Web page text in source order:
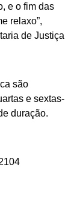
e o fim das
relaxo”,
de Justiça
são
e sextas-
duração.